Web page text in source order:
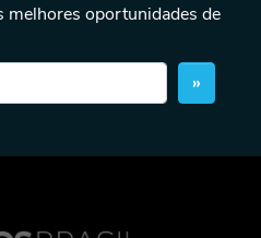
melhores oportunidades de
»